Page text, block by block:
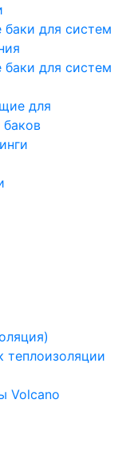
для систем
для систем
для
Volcano